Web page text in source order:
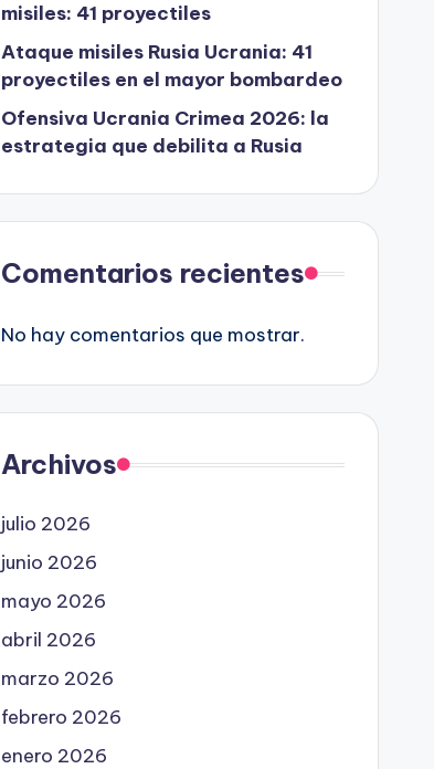
misiles: 41 proyectiles
Ataque misiles Rusia Ucrania: 41
proyectiles en el mayor bombardeo
Ofensiva Ucrania Crimea 2026: la
estrategia que debilita a Rusia
Comentarios recientes
No hay comentarios que mostrar.
Archivos
julio 2026
junio 2026
mayo 2026
abril 2026
marzo 2026
febrero 2026
enero 2026